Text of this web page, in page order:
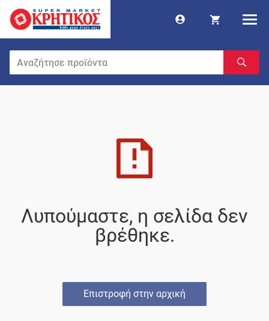
Λυπούμαστε, η σελίδα δεν
βρέθηκε.
Επιστροφή στην αρχική